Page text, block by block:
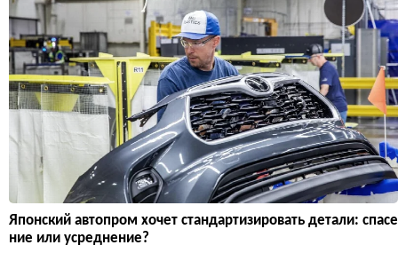
Японский автопром хочет стандартизировать детали: спасе
ние или усреднение?